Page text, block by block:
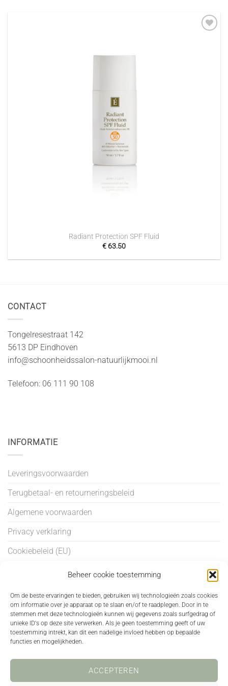
Beheer cookie toestemming
Om de beste ervaringen te bieden, gebruiken wij technologieën zoals cookies
om informatie over je apparaat op te slaan en/of te raadplegen. Door in te
stemmen met deze technologieën kunnen wij gegevens zoals surfgedrag of
unieke ID's op deze site verwerken. Als je geen toestemming geeft of uw
toestemming intrekt, kan dit een nadelige invloed hebben op bepaalde
functies en mogelijkheden.
ACCEPTEREN
Radiant Protection SPF Fluid
€63.50
CONTACT
Tongelresestraat 142
5613 DP Eindhoven
info@schoonheidssalon-natuurlijkmooi.nl
Telefoon: 06 111 90 108
INFORMATIE
Leveringsvoorwaarden
Terugbetaal- en retourneringsbeleid
Algemene voorwaarden
Privacy verklaring
Cookiebeleid (EU)
BEHANDELINGEN
Anti-aging
Grove Poriën